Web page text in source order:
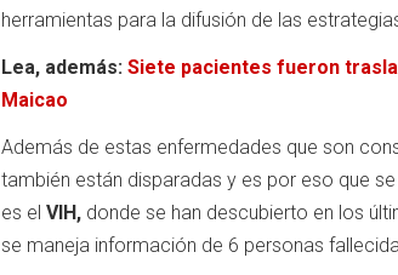
herramientas para la difusión de las
Lea, además: Siete pacientes fueron
Maicao
Además de estas enfermedades que son
también están disparadas y es por eso que
es el VIH, donde se han descubierto en los
se maneja información de 6 personas